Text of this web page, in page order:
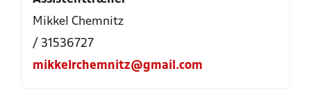
Mikkel Chemnitz
/ 31536727
mikkelrchemnitz@gmail.com